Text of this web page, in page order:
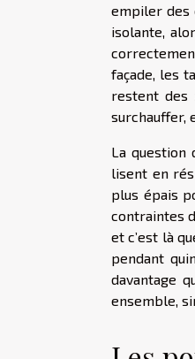
empiler des
isolante,
façade, les
restent des
surchauffer,
La question
lisent en
plus épais
contraintes
et c’est là
pendant
davantage
ensemble,